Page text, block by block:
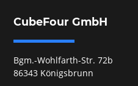
CubeFour GmbH
Bgm.-Wohlfarth-Str. 72b
86343 Königsbrunn